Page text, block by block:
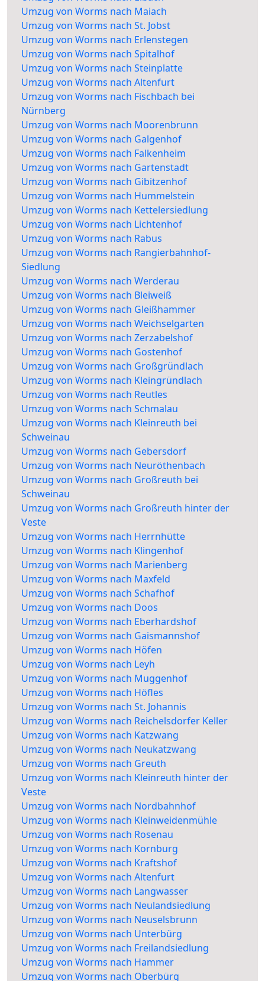
Umzug von Worms nach Maiach
Umzug von Worms nach St. Jobst
Umzug von Worms nach Erlenstegen
Umzug von Worms nach Spitalhof
Umzug von Worms nach Steinplatte
Umzug von Worms nach Altenfurt
Umzug von Worms nach Fischbach bei
Nürnberg
Umzug von Worms nach Moorenbrunn
Umzug von Worms nach Galgenhof
Umzug von Worms nach Falkenheim
Umzug von Worms nach Gartenstadt
Umzug von Worms nach Gibitzenhof
Umzug von Worms nach Hummelstein
Umzug von Worms nach Kettelersiedlung
Umzug von Worms nach Lichtenhof
Umzug von Worms nach Rabus
Umzug von Worms nach Rangierbahnhof-
Siedlung
Umzug von Worms nach Werderau
Umzug von Worms nach Bleiweiß
Umzug von Worms nach Gleißhammer
Umzug von Worms nach Weichselgarten
Umzug von Worms nach Zerzabelshof
Umzug von Worms nach Gostenhof
Umzug von Worms nach Großgründlach
Umzug von Worms nach Kleingründlach
Umzug von Worms nach Reutles
Umzug von Worms nach Schmalau
Umzug von Worms nach Kleinreuth bei
Schweinau
Umzug von Worms nach Gebersdorf
Umzug von Worms nach Neuröthenbach
Umzug von Worms nach Großreuth bei
Schweinau
Umzug von Worms nach Großreuth hinter der
Veste
Umzug von Worms nach Herrnhütte
Umzug von Worms nach Klingenhof
Umzug von Worms nach Marienberg
Umzug von Worms nach Maxfeld
Umzug von Worms nach Schafhof
Umzug von Worms nach Doos
Umzug von Worms nach Eberhardshof
Umzug von Worms nach Gaismannshof
Umzug von Worms nach Höfen
Umzug von Worms nach Leyh
Umzug von Worms nach Muggenhof
Umzug von Worms nach Höfles
Umzug von Worms nach St. Johannis
Umzug von Worms nach Reichelsdorfer Keller
Umzug von Worms nach Katzwang
Umzug von Worms nach Neukatzwang
Umzug von Worms nach Greuth
Umzug von Worms nach Kleinreuth hinter der
Veste
Umzug von Worms nach Nordbahnhof
Umzug von Worms nach Kleinweidenmühle
Umzug von Worms nach Rosenau
Umzug von Worms nach Kornburg
Umzug von Worms nach Kraftshof
Umzug von Worms nach Altenfurt
Umzug von Worms nach Langwasser
Umzug von Worms nach Neulandsiedlung
Umzug von Worms nach Neuselsbrunn
Umzug von Worms nach Unterbürg
Umzug von Worms nach Freilandsiedlung
Umzug von Worms nach Hammer
Umzug von Worms nach Oberbürg